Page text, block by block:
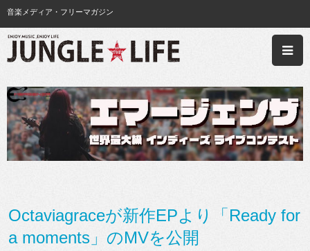
音楽メディア・フリーマガジン
Octaviagraceが新作EPより「Ready for
a moments」のMVを公開